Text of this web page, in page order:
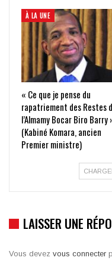
À LA UNE
« Ce que je pense du
rapatriement des Restes
l’Almamy Bocar Biro Barry
(Kabiné Komara, ancien
Premier ministre)
LAISSER UNE
Vous devez vous connecter